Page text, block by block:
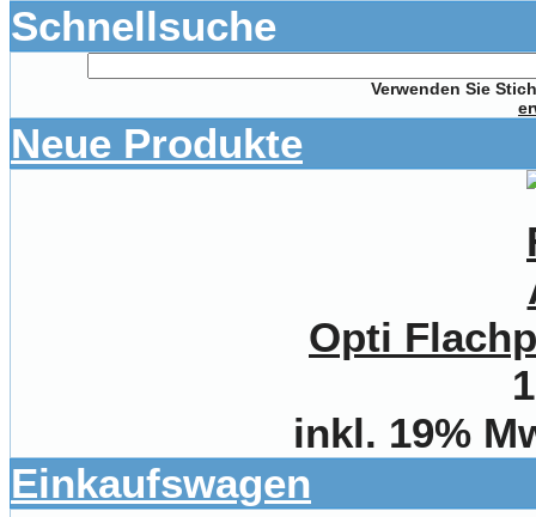
Schnellsuche
Verwenden Sie
Neue Produkte
Opti
inkl. 19%
Einkaufswagen